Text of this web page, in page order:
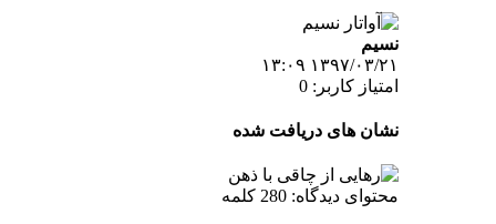
نسیم
۱۳۹۷/۰۳/۲۱ ۱۳:۰۹
امتیاز کاربر: 0
نشان های دریافت شده
محتوای دیدگاه: 280 کلمه